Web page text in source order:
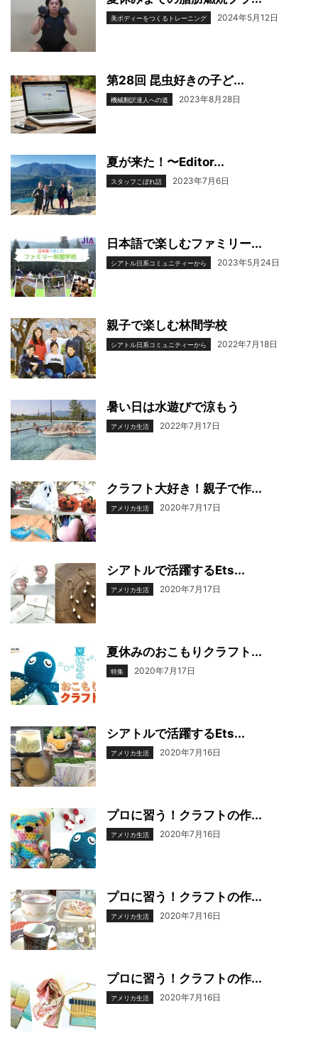
美ボディーをつくるトレーニング 2024年5月12日
第28回 昆虫好きの子ど...
機械翻訳達人への道 2023年8月28日
夏が来た！〜Editor...
スタッフこぼれ話 2023年7月6日
日本語で楽しむファミリー...
シアトル日系コミュニティーから 2023年5月24日
親子で楽しむ林間学校
シアトル日系コミュニティーから 2022年7月18日
暑い日は水遊びで涼もう
アメリカ生活 2022年7月17日
クラフト大好き！親子で作...
アメリカ生活 2020年7月17日
シアトルで活躍するEts...
アメリカ生活 2020年7月17日
夏休みのおこもりクラフト...
特集 2020年7月17日
シアトルで活躍するEts...
アメリカ生活 2020年7月16日
プロに習う！クラフトの作...
アメリカ生活 2020年7月16日
プロに習う！クラフトの作...
アメリカ生活 2020年7月16日
プロに習う！クラフトの作...
アメリカ生活 2020年7月16日